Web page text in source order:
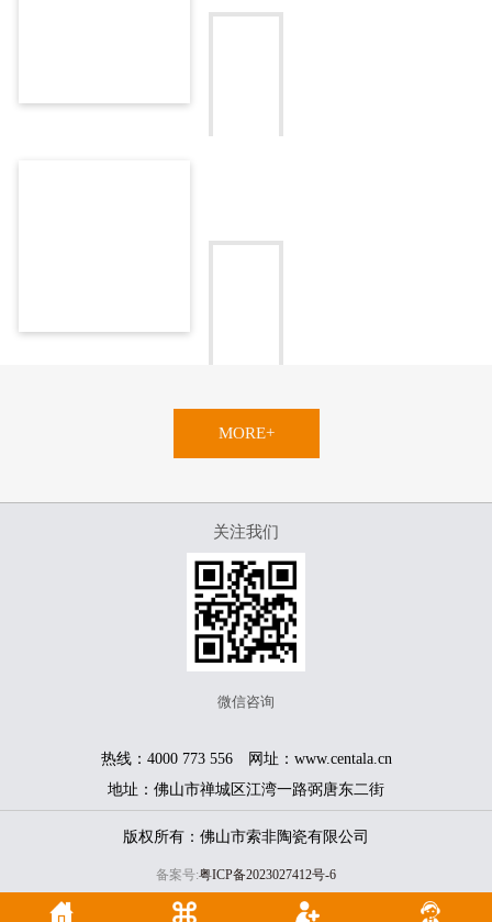
MORE+
关注我们
微信咨询
热线：4000 773 556 网址：www.centala.cn
地址：佛山市禅城区江湾一路弼唐东二街
版权所有：佛山市索非陶瓷有限公司
备案号:粤ICP备2023027412号-6